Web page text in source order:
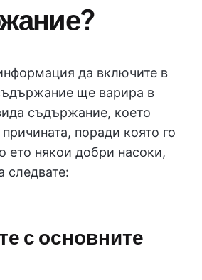
да включите в
ще варира в
съдържание, което
поради която го
ето някои добри насоки,
следвате:
с основните